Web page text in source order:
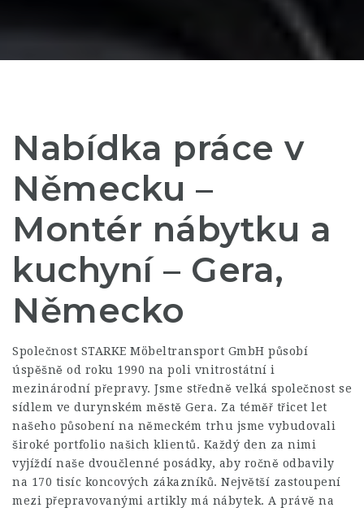
Nabídka práce v
Německu –
Montér nábytku a
kuchyní – Gera,
Německo
Společnost STARKE Möbeltransport GmbH působí
úspěšně od roku 1990 na poli vnitrostátní i
mezinárodní přepravy. Jsme středně velká společnost se
sídlem ve durynském městě Gera. Za téměř třicet let
našeho působení na německém trhu jsme vybudovali
široké portfolio našich klientů. Každý den za nimi
vyjíždí naše dvoučlenné posádky, aby ročně odbavily
na 170 tisíc koncových zákazníků. Největší zastoupení
mezi přepravovanými artikly má nábytek. A právě na